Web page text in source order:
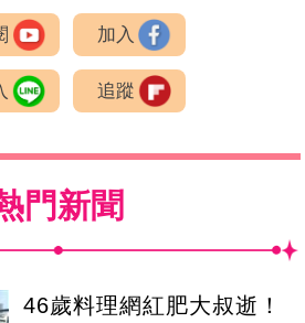
加入
追蹤
門新聞
46歲料理網紅肥大叔逝！